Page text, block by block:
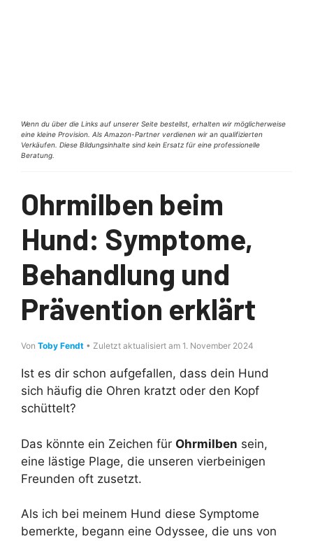
Wenn du über die Links auf unserer Seite bestellst, erhalten wir möglicherweise
eine kleine Provision. Als Amazon-Partner verdienen wir an qualifizierten
Verkäufen. Diese Bildungsinhalte sind kein Ersatz für eine professionelle
Beratung.
Ohrmilben beim
Hund: Symptome,
Behandlung und
Prävention erklärt
Von Toby Fendt • Zuletzt aktualisiert am 1. November 2024
Ist es dir schon aufgefallen, dass dein Hund
sich häufig die Ohren kratzt oder den Kopf
schüttelt?
Das könnte ein Zeichen für Ohrmilben sein,
eine lästige Plage, die unseren vierbeinigen
Freunden oft zusetzt.
Als ich bei meinem Hund diese Symptome
bemerkte, begann eine Odyssee, die uns von